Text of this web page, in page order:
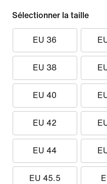
Sélectionner la taille
EU 36
EU 38
EU 40
EU 42
EU 44
EU 45.5